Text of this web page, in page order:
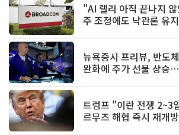
"AI 랠리 아직 끝나지
주 조정에도 낙관론 유지
뉴욕증시 프리뷰, 반도
완화에 주가 선물 상승…
트럼프 "이란 전쟁 2~3
르무즈 해협 즉시 재개